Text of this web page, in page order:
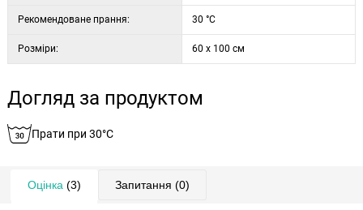
Рекомендоване прання: 30 °C
Розміри: 60 x 100 см
Догляд за продуктом
Прати при 30°C
Оцінка (3) Запитання (0)